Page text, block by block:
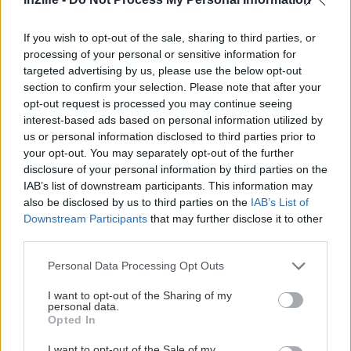
If you wish to opt-out of the sale, sharing to third parties, or
processing of your personal or sensitive information for
targeted advertising by us, please use the below opt-out
section to confirm your selection. Please note that after your
opt-out request is processed you may continue seeing
interest-based ads based on personal information utilized by
us or personal information disclosed to third parties prior to
your opt-out. You may separately opt-out of the further
disclosure of your personal information by third parties on the
IAB’s list of downstream participants. This information may
also be disclosed by us to third parties on the IAB’s List of
Downstream Participants that may further disclose it to other
Please note that this website/app uses one or more Google
not limited to your visit or usage behaviour. You may click to
grant or deny consent to Google and its third-party tags to
use your data for below specified purposes in below Google
consent section.
Personal Data Processing Opt Outs
I want to opt-out of the Sharing of my
personal data.
Opted In
Διαβάστε επίσης
Αναζήτηση
για...